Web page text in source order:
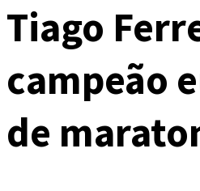
Tiago
campeão
de